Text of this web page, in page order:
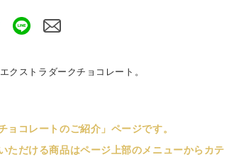
クストラダークチョコレート。
ョコレートのご紹介」ページです。
ただける商品はページ上部のメニューからカテ